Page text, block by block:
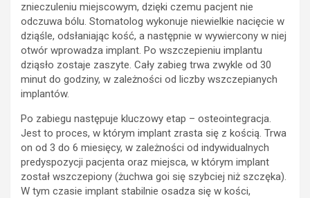
znieczuleniu miejscowym, dzięki czemu pacjent nie
odczuwa bólu. Stomatolog wykonuje niewielkie nacięcie w
dziąśle, odsłaniając kość, a następnie w wywiercony w niej
otwór wprowadza implant. Po wszczepieniu implantu
dziąsło zostaje zaszyte. Cały zabieg trwa zwykle od 30
minut do godziny, w zależności od liczby wszczepianych
implantów.
Po zabiegu następuje kluczowy etap – osteointegracja.
Jest to proces, w którym implant zrasta się z kością. Trwa
on od 3 do 6 miesięcy, w zależności od indywidualnych
predyspozycji pacjenta oraz miejsca, w którym implant
został wszczepiony (żuchwa goi się szybciej niż szczęka).
W tym czasie implant stabilnie osadza się w kości,